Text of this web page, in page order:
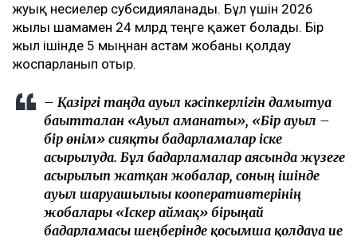
жуық несиелер субсидияланады. Бұл үшін 2026
жылы шамамен 24 млрд теңге қажет болады. Бір
жыл ішінде 5 мыңнан астам жобаны қолдау
жоспарланып отыр.
– Қазіргі таңда ауыл кәсіпкерлігін дамытуға
бағытталған «Ауыл аманаты», «Бір ауыл –
бір өнім» сияқты бағдарламалар іске
асырылуда. Бұл бағдарламалар аясында жүзеге
асырылып жатқан жобалар, соның ішінде
ауыл шаруашылығы кооперативтерінің
жобалары «Іскер аймақ» бірыңғай
бағдарламасы шеңберінде қосымша қолдауға ие